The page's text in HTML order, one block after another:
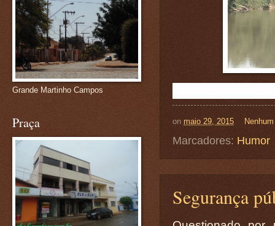
on maio 29, 2015
Marcadores: Humor
Segurança
Grande Martinho Campos
Praça